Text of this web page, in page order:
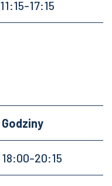
11:15-17:15
Godziny
18:00-20:15